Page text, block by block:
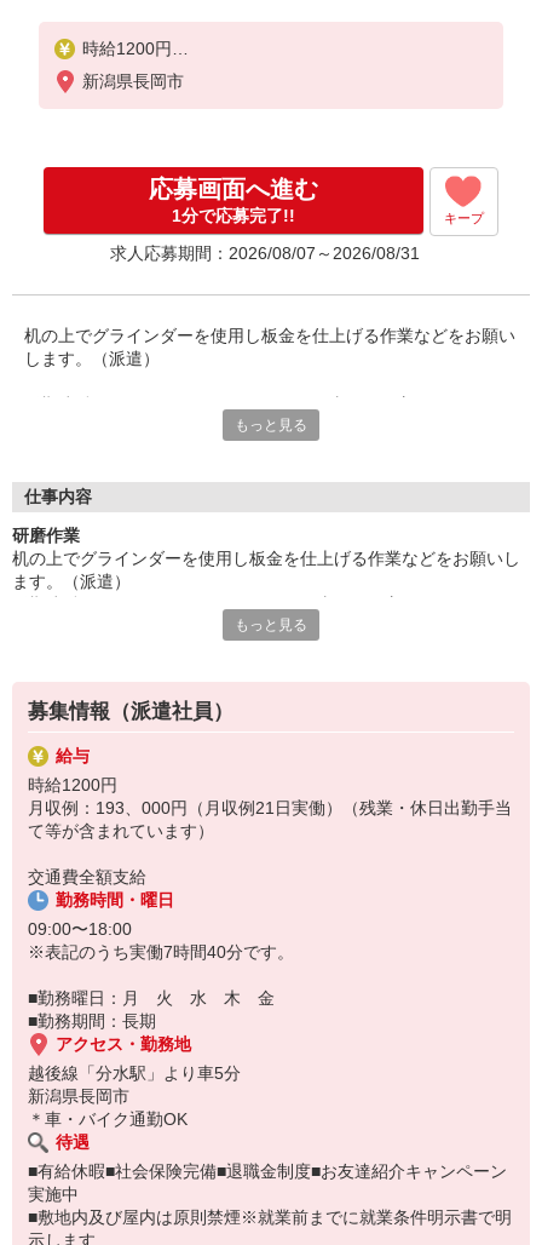
時給1200円
月収例：193、000円（月収例21日実働）（残業・休
日出勤手当て等が含まれています）
新潟県長岡市
応募画面へ進む
1分で応募完了!! キープ
求人応募期間：2026/08/07～2026/08/31
机の上でグラインダーを使用し板金を仕上げる作業などをお願い
します。（派遣）
ざいます。詳細はオペレーターまでお問合せください。
『テクノ・サービス』は、派遣業界大手スタッフサービスグルー
プです。
全国にあるお仕事の中から、一人ひとりのスキルや希望条件に応
じたお仕事をご案内します。
安全管理体制も万全ですので安心してご就業いただけます。
登録方法は、【オンライン】【電話】【登録会来場】の3つから
選べます♪
★★履歴書・証明写真は不要！★★
また、ご登録済の方はお仕事の紹介がスムーズです。
ご応募お待ちしています。
もっと見る
仕事内容
研磨作業
机の上でグラインダーを使用し板金を仕上げる作業などをお願いし
ます。（派遣）
もっと見る
募集情報（派遣社員）
給与
時給1200円
月収例：193、000円（月収例21日実働）（残業・休日出勤手当
て等が含まれています）
交通費全額支給
勤務時間・曜日
09:00〜18:00
※表記のうち実働7時間40分です。
■勤務曜日：月 火 水 木 金
■勤務期間：長期
アクセス・勤務地
越後線「分水駅」より車5分
新潟県長岡市
＊車・バイク通勤OK
待遇
■有給休暇■社会保険完備■退職金制度■お友達紹介キャンペーン
実施中
■敷地内及び屋内は原則禁煙※就業前までに就業条件明示書で明
示します